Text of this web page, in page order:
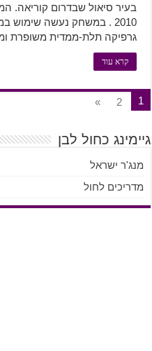
2010 . במשחק נעשה שימוש
גרפיקה תלת-ממדית משופרת
קרא עוד
1
2
»
גיימינג כחול לבן
מנג'ר ישראל
מדריכים לחול